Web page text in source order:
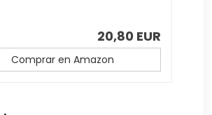
20,80 EUR
Comprar en Amazon